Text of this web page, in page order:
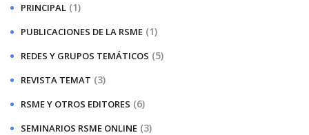
PRINCIPAL (1)
PUBLICACIONES DE LA RSME (1)
REDES Y GRUPOS TEMÁTICOS (5)
REVISTA TEMAT (3)
RSME Y OTROS EDITORES (6)
SEMINARIOS RSME ONLINE (3)